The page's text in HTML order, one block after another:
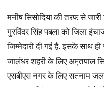
मनीष सिसोदिया की तरफ से
गुरविंदर सिंह पबला को जिला
जिम्मेदारी दी गई है. इसके साथ
जालंधर शहरी के लिए अमृतपाल
एसबीएस नगर के लिए सतनाम